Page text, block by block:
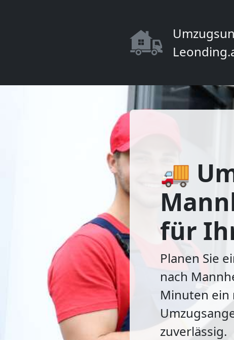
🚚
für
Planen Sie
nach
Minuten ein
zuverlässig.